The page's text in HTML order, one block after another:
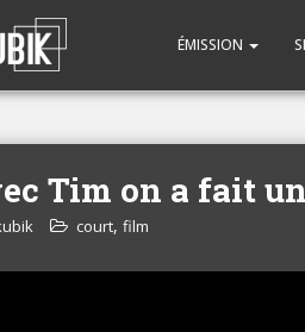
ÉMISSION
Tim on a fait
court, film